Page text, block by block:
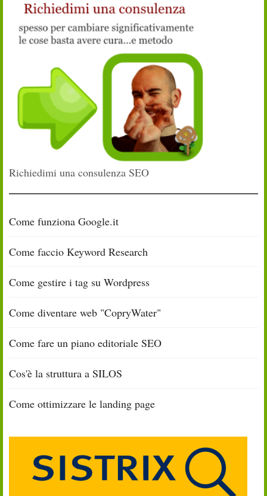
Richiedimi una consulenza SEO
Come funziona Google.it
Come faccio Keyword Research
Come gestire i tag su Wordpress
Come diventare web "CopryWater"
Come fare un piano editoriale SEO
Cos'è la struttura a SILOS
Come ottimizzare le landing page